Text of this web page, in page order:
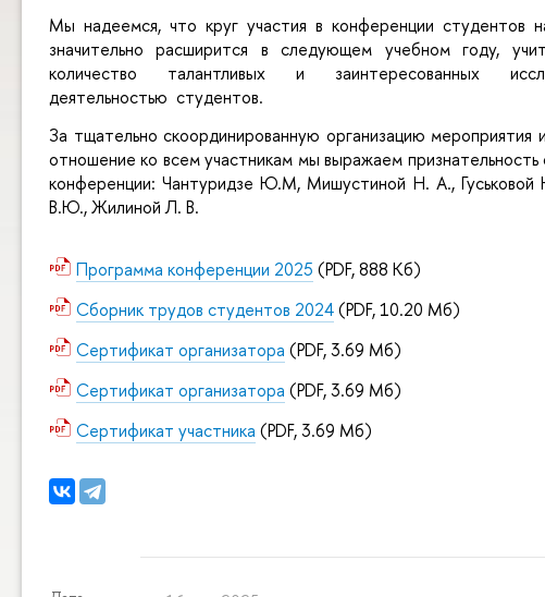
Мы надеемся, что круг участия в конференции студентов
значительно расширится в следующем учебном году,
количество талантливых и заинтересованных
деятельностью студентов.
За тщательно скоординированную организацию мероприятия
отношение ко всем участникам мы выражаем признательность
конференции: Чантуридзе Ю.М, Мишустиной Н. А., Гуськовой
В.Ю., Жилиной Л. В.
Программа конференции 2025 (PDF, 888 Кб)
Сборник трудов студентов 2024(PDF, 10.20 Мб)
Сертификат организатора (PDF, 3.69 Мб)
Сертификат организатора (PDF, 3.69 Мб)
Сертификат участника (PDF, 3.69 Мб)